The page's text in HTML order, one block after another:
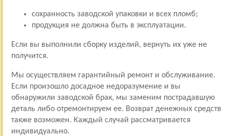
сохранность заводской упаковки и всех пломб;
продукция не должна быть в эксплуатации.
Если вы выполнили сборку изделий, вернуть их уже не
получится.
Мы осуществляем гарантийный ремонт и обслуживание.
Если произошло досадное недоразумение и вы
обнаружили заводской брак, мы заменим пострадавшую
деталь либо отремонтируем ее. Возврат денежных средств
также возможен. Каждый случай рассматривается
индивидуально.